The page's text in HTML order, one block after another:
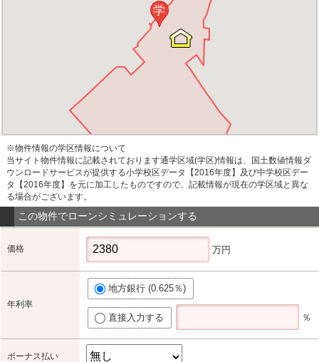
学
※物件情報の学区情報について
当サイト物件情報に記載されております通学区域(学区)情報は、国土数値情報ダ
ウンロードサービスが提供する小学校区データ【2016年度】及び中学校区デー
タ【2016年度】を元に加工したものですので、記載情報が現在の学区域と異な
る場合がございます。
この物件でローンシミュレーションする
価格 万円
年利率
地方銀行 (0.625％)
直接入力する ％
ボーナス払い